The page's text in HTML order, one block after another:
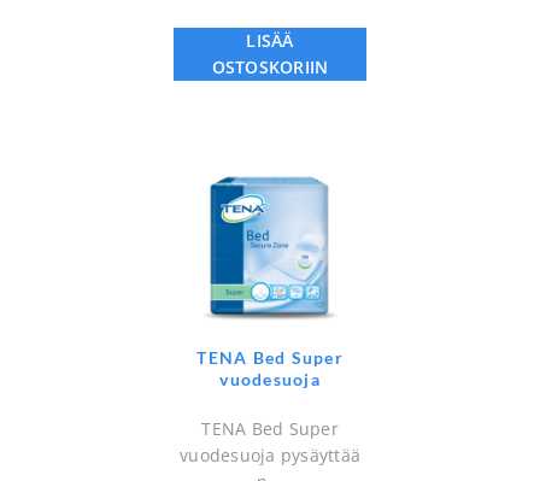
LISÄÄ
OSTOSKORIIN
TENA Bed Super
vuodesuoja
TENA Bed Super
vuodesuoja pysäyttää